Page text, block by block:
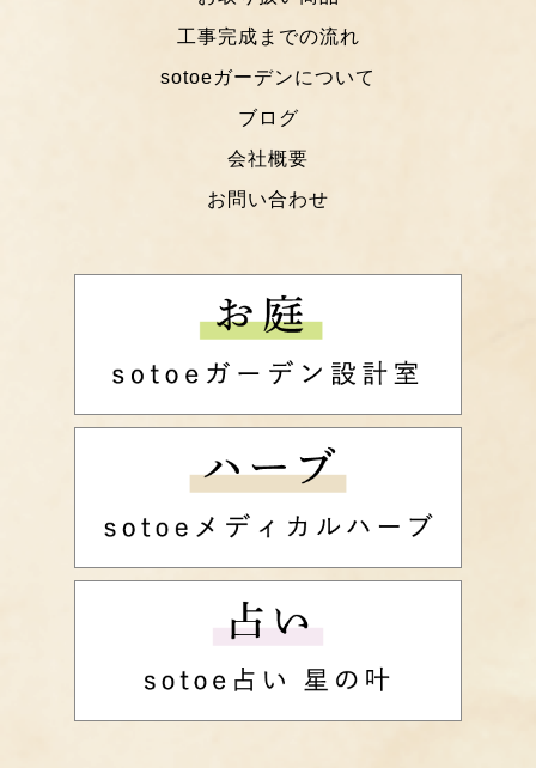
工事完成までの流れ
sotoeガーデンについて
ブログ
会社概要
お問い合わせ